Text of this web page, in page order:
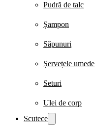
Pudră de talc
Șampon
Săpunuri
Șervețele umede
Seturi
Ulei de corp
Scutece